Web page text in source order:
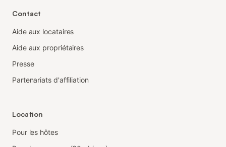
Contact
Aide aux locataires
Aide aux propriétaires
Presse
Partenariats d'affiliation
Location
Pour les hôtes